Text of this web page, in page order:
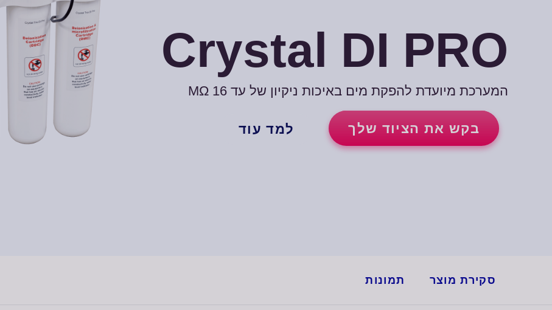
Crystal DI PRO
המערכת מיועדת להפקת מים באיכות ניקיון של עד 16 MΩ
בקש את הציוד שלך למד עוד
סקירת מוצר תמונות